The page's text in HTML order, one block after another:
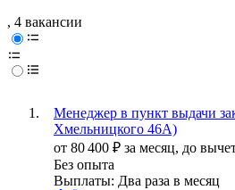
, 4 вакансии
Менеджер в пункт выдачи
Хмельницкого 46А)
от 80 400 ₽ за месяц, до
Без опыта
Выплаты: Два раза в месяц